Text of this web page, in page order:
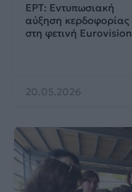
ΕΡΤ: Εντυπωσιακή
αύξηση κερδοφορίας
στη φετινή Eurovision
20.05.2026